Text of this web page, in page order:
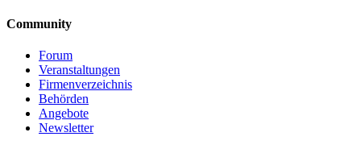
Community
Forum
Veranstaltungen
Firmenverzeichnis
Behörden
Angebote
Newsletter